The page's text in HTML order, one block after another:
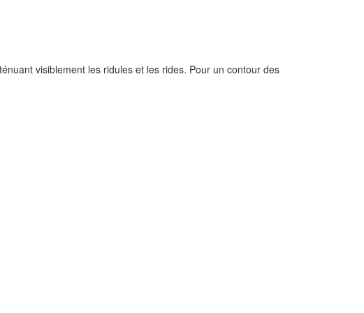
visiblement les ridules et les rides. Pour un contour des